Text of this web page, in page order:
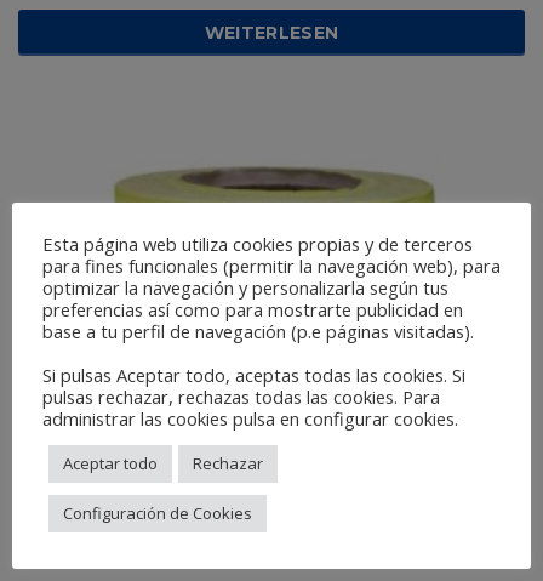
WEITERLESEN
Esta página web utiliza cookies propias y de terceros
para fines funcionales (permitir la navegación web), para
optimizar la navegación y personalizarla según tus
preferencias así como para mostrarte publicidad en
base a tu perfil de navegación (p.e páginas visitadas).
Si pulsas Aceptar todo, aceptas todas las cookies. Si
pulsas rechazar, rechazas todas las cookies. Para
administrar las cookies pulsa en configurar cookies.
Aceptar todo Rechazar
Configuración de Cookies